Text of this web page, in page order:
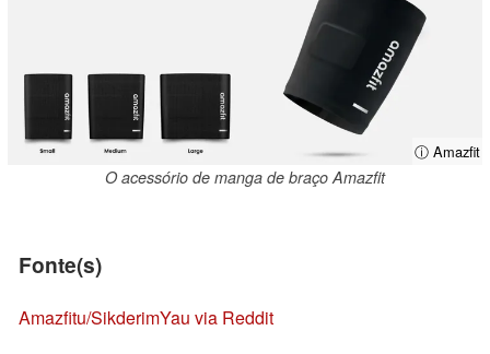
ⓘ Amazfit
O acessório de manga de braço Amazfit
Fonte(s)
Amazfitu/SikderimYau via Reddit